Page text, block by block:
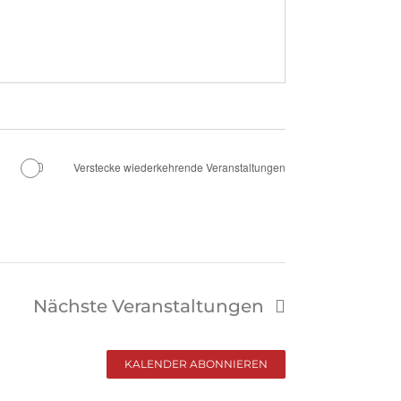
Verstecke wiederkehrende Veranstaltungen
NächsteVeranstaltungen
KALENDER ABONNIEREN